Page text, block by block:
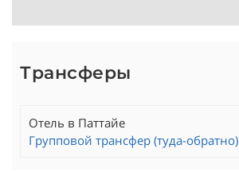
Трансферы
Отель в Паттайе
Групповой трансфер (туда-обратно)